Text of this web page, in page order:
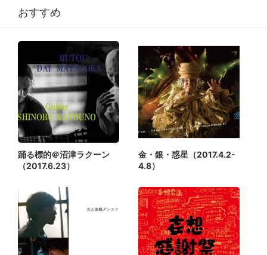
おすすめ
踊る標的＠沼津ラクーン
（2017.6.23）
金・銀・惑星（2017.4.2-
4.8）